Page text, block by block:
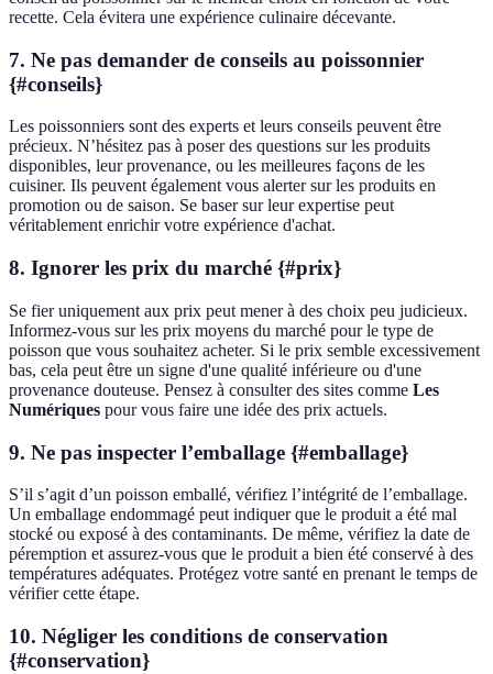
recette. Cela évitera une expérience culinaire décevante.
7. Ne pas demander de conseils au poissonnier
{#conseils}
Les poissonniers sont des experts et leurs conseils peuvent être
précieux. N’hésitez pas à poser des questions sur les produits
disponibles, leur provenance, ou les meilleures façons de les
cuisiner. Ils peuvent également vous alerter sur les produits en
promotion ou de saison. Se baser sur leur expertise peut
véritablement enrichir votre expérience d'achat.
8. Ignorer les prix du marché {#prix}
Se fier uniquement aux prix peut mener à des choix peu judicieux.
Informez-vous sur les prix moyens du marché pour le type de
poisson que vous souhaitez acheter. Si le prix semble excessivement
bas, cela peut être un signe d'une qualité inférieure ou d'une
provenance douteuse. Pensez à consulter des sites comme Les
Numériques pour vous faire une idée des prix actuels.
9. Ne pas inspecter l’emballage {#emballage}
S’il s’agit d’un poisson emballé, vérifiez l’intégrité de l’emballage.
Un emballage endommagé peut indiquer que le produit a été mal
stocké ou exposé à des contaminants. De même, vérifiez la date de
péremption et assurez-vous que le produit a bien été conservé à des
températures adéquates. Protégez votre santé en prenant le temps de
vérifier cette étape.
10. Négliger les conditions de conservation
{#conservation}